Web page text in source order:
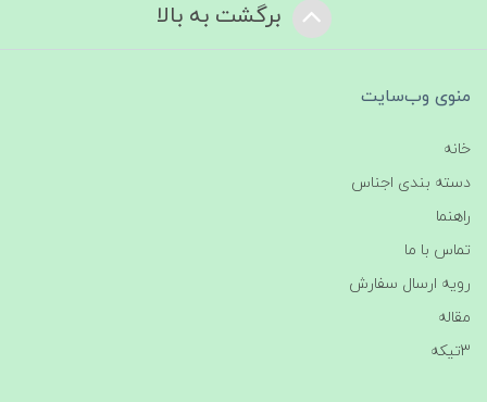
برگشت به بالا
منوی وب‌سایت
خانه
دسته بندی اجناس
راهنما
تماس با ما
رویه ارسال سفارش
مقاله
3تیکه